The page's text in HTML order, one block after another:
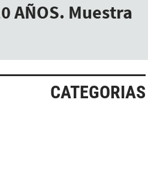
AÑOS. Muestra
CATEGORIAS